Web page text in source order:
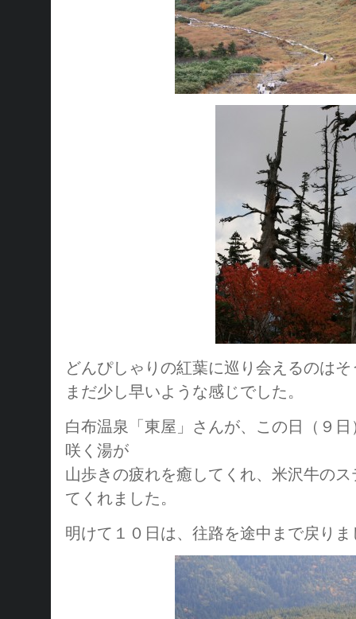
どんぴしゃりの紅葉に巡り会えるのは
まだ少し早いような感じでした。
白布温泉「東屋」さんが、この日（９
咲く湯が
山歩きの疲れを癒してくれ、米沢牛の
てくれました。
明けて１０日は、往路を途中まで戻り